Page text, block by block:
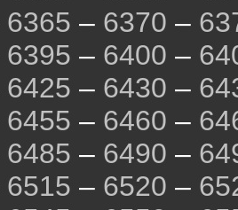
6365 – 6370 –
6395 – 6400 –
6425 – 6430 –
6455 – 6460 –
6485 – 6490 –
6515 – 6520 –